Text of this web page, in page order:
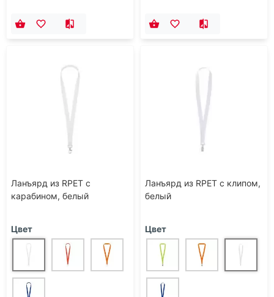
Ланъярд из RPET с
карабином, белый
Цвет
Ланъярд из RPET с клипом,
белый
Цвет